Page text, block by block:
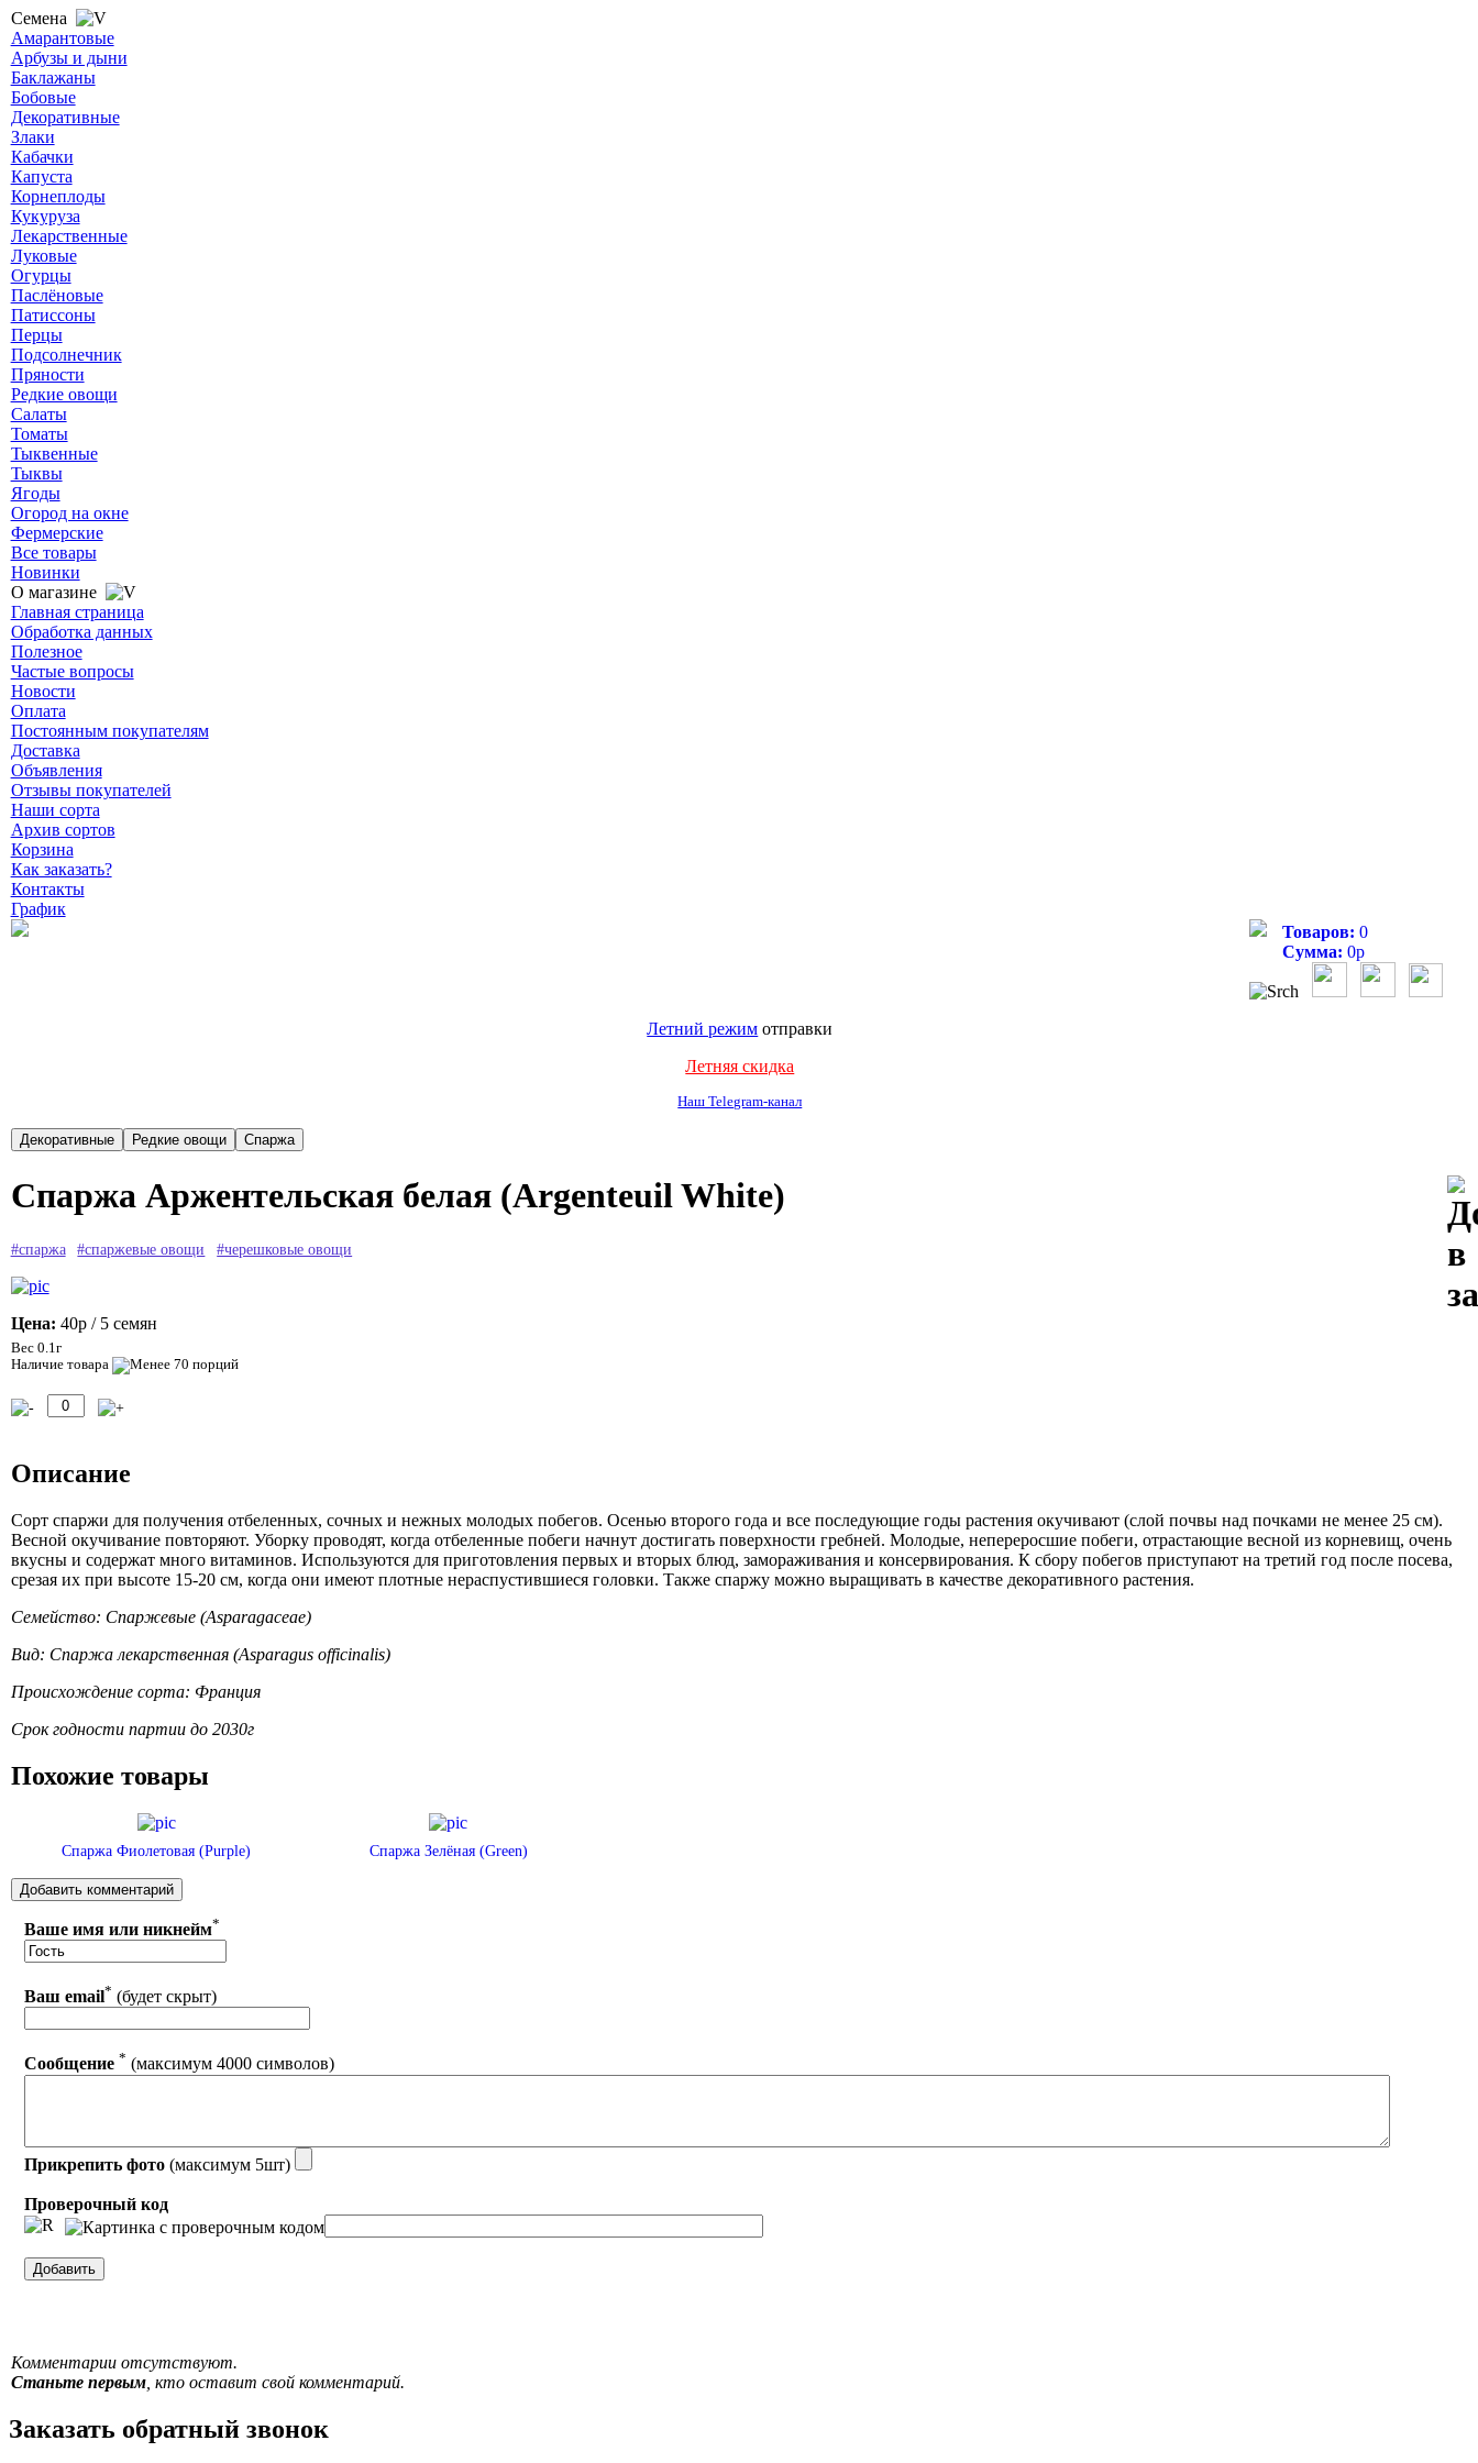
Семена
Амарантовые
Арбузы и дыни
Баклажаны
Бобовые
Декоративные
Злаки
Кабачки
Капуста
Корнеплоды
Кукуруза
Лекарственные
Луковые
Огурцы
Паслёновые
Патиссоны
Перцы
Подсолнечник
Пряности
Редкие овощи
Салаты
Томаты
Тыквенные
Тыквы
Ягоды
Огород на окне
Фермерские
Все товары
Новинки
О магазине
Главная страница
Обработка данных
Полезное
Частые вопросы
Новости
Оплата
Постоянным покупателям
Доставка
Объявления
Отзывы покупателей
Наши сорта
Архив сортов
Корзина
Как заказать?
Контакты
График
Товаров: 0
Сумма: 0р
Летний режим отправки
Летняя скидка
Наш Telegram-канал
Спаржа Аржентельская белая (Argenteuil White)
#спаржа #спаржевые овощи #черешковые овощи
Цена: 40р / 5 семян
Вес 0.1г
Наличие товара
Описание
Сорт спаржи для получения отбеленных, сочных и нежных молодых побегов. Осенью второго года и все последующие годы растения окучивают (слой почвы над почками не менее 25 см).
Весной окучивание повторяют. Уборку проводят, когда отбеленные побеги начнут достигать поверхности гребней. Молодые, непереросшие побеги, отрастающие весной из корневищ, очень
вкусны и содержат много витаминов. Используются для приготовления первых и вторых блюд, замораживания и консервирования. К сбору побегов приступают на третий год после посева,
срезая их при высоте 15-20 см, когда они имеют плотные нераспустившиеся головки. Также спаржу можно выращивать в качестве декоративного растения.
Семейство: Спаржевые (Asparagaceae)
Вид: Спаржа лекарственная (Asparagus officinalis)
Происхождение сорта: Франция
Срок годности партии до 2030г
Похожие товары
Спаржа Фиолетовая (Purple) Спаржа Зелёная (Green)
Ваше имя или никнейм*
Ваш email* (будет скрыт)
Сообщение * (максимум 4000 символов)
Прикрепить фото (максимум 5шт)
Проверочный код
Комментарии отсутствуют.
Станьте первым, кто оставит свой комментарий.
Заказать обратный звонок